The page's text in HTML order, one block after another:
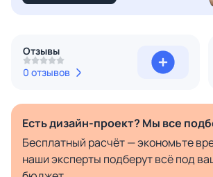
Отзывы
0 отзывов
Есть дизайн-проект? Мы все
Бесплатный расчёт — экономьте
наши эксперты подберут всё под